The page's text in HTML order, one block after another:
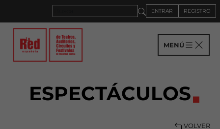
ENTRAR REGISTRO
MENÚ
ESPECTÁCULOS
VOLVER